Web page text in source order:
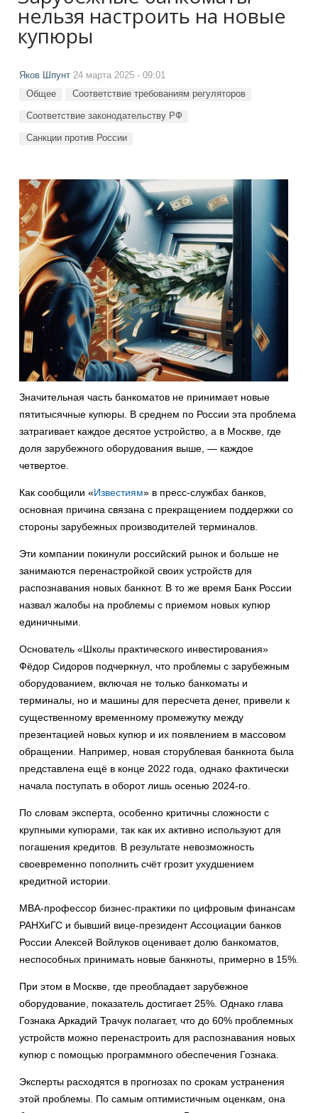
нельзя настроить на новые
купюры
Яков Шпунт 24 марта 2025 - 09:01
Общее Соответствие требованиям регуляторов
Соответствие законодательству РФ
Санкции против России
Значительная часть банкоматов не принимает новые
пятитысячные купюры. В среднем по России эта проблема
затрагивает каждое десятое устройство, а в Москве, где
доля зарубежного оборудования выше, — каждое
четвертое.
Как сообщили «Известиям» в пресс-службах банков,
основная причина связана с прекращением поддержки со
стороны зарубежных производителей терминалов.
Эти компании покинули российский рынок и больше не
занимаются перенастройкой своих устройств для
распознавания новых банкнот. В то же время Банк России
назвал жалобы на проблемы с приемом новых купюр
единичными.
Основатель «Школы практического инвестирования»
Фёдор Сидоров подчеркнул, что проблемы с зарубежным
оборудованием, включая не только банкоматы и
терминалы, но и машины для пересчета денег, привели к
существенному временному промежутку между
презентацией новых купюр и их появлением в массовом
обращении. Например, новая сторублевая банкнота была
представлена ещё в конце 2022 года, однако фактически
начала поступать в оборот лишь осенью 2024-го.
По словам эксперта, особенно критичны сложности с
крупными купюрами, так как их активно используют для
погашения кредитов. В результате невозможность
своевременно пополнить счёт грозит ухудшением
кредитной истории.
МВА-профессор бизнес-практики по цифровым финансам
РАНХиГС и бывший вице-президент Ассоциации банков
России Алексей Войлуков оценивает долю банкоматов,
неспособных принимать новые банкноты, примерно в 15%.
При этом в Москве, где преобладает зарубежное
оборудование, показатель достигает 25%. Однако глава
Гознака Аркадий Трачук полагает, что до 60% проблемных
устройств можно перенастроить для распознавания новых
купюр с помощью программного обеспечения Гознака.
Эксперты расходятся в прогнозах по срокам устранения
этой проблемы. По самым оптимистичным оценкам, она